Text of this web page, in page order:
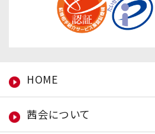
HOME
茜会について